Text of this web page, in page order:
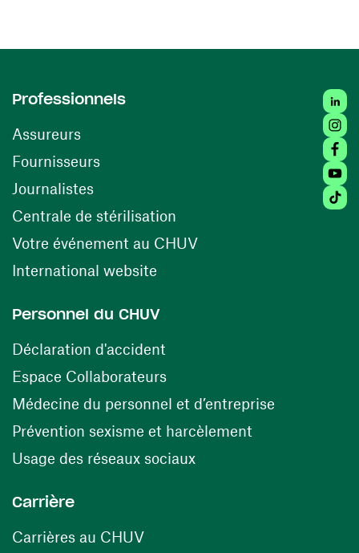
Professionnels
Assureurs
Fournisseurs(ouvre une nouvelle fenêtre)
Journalistes
Centrale de stérilisation (ouvre une nouvelle
Votre événement au CHUV(ouvre une nouvelle
International website
Personnel du CHUV
Déclaration d'accident
Espace Collaborateurs(ouvre une nouvelle fenêtre)
Médecine du personnel et d’entreprise
Prévention sexisme et harcèlement
Usage des réseaux sociaux(ouvre une nouvelle
Carrière
Carrières au CHUV(ouvre une nouvelle fenêtre)